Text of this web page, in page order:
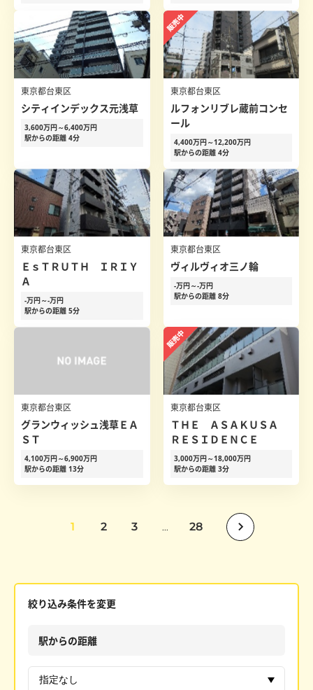
東京都台東区
シティインデックス元浅草
3,600万円～6,400万円
駅からの距離 4分
東京都台東区
ルフォンリブレ蔵前コンセ
ール
4,400万円～12,200万円
駅からの距離 4分
東京都台東区
ＥｓＴＲＵＴＨ ＩＲＩＹ
Ａ
-万円～-万円
駅からの距離 5分
東京都台東区
ヴィルヴィオ三ノ輪
-万円～-万円
駅からの距離 8分
東京都台東区
グランウィッシュ浅草ＥＡ
ＳＴ
4,100万円～6,900万円
駅からの距離 13分
東京都台東区
ＴＨＥ ＡＳＡＫＵＳＡ
ＲＥＳＩＤＥＮＣＥ
3,000万円～18,000万円
駅からの距離 3分
1 2 3 ... 28
絞り込み条件を変更
駅からの距離